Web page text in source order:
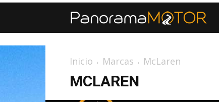
Inicio Marcas McLaren
MCLAREN